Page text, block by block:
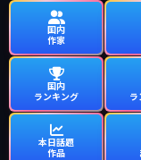
国内
作家
国内
ランキング
本日話題
作品